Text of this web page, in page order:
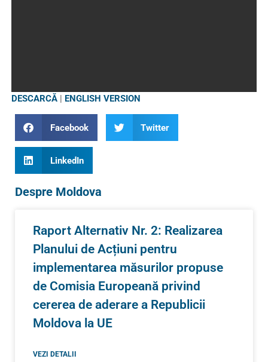
DESCARCĂ | ENGLISH VERSION
Facebook Twitter
LinkedIn
Despre Moldova
Raport Alternativ Nr. 2: Realizarea
Planului de Acțiuni pentru
implementarea măsurilor propuse
de Comisia Europeană privind
cererea de aderare a Republicii
Moldova la UE
VEZI DETALII